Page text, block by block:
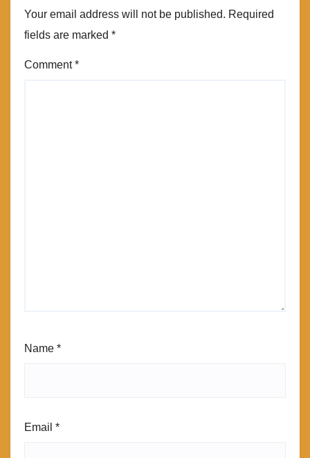
Your email address will not be published. Required
fields are marked *
Comment*
Name *
Email *